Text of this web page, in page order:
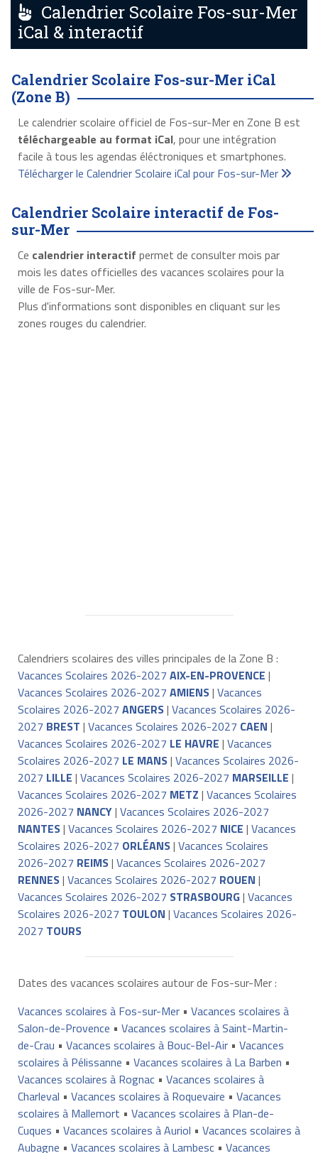
Calendrier Scolaire Fos-sur-Mer
iCal & interactif
Calendrier Scolaire Fos-sur-Mer iCal
(Zone B)
Le calendrier scolaire officiel de Fos-sur-Mer en Zone B est
téléchargeable au format iCal, pour une intégration
facile à tous les agendas éléctroniques et smartphones.
Télécharger le Calendrier Scolaire iCal pour Fos-sur-Mer
Calendrier Scolaire interactif de Fos-
sur-Mer
Ce calendrier interactif permet de consulter mois par
mois les dates officielles des vacances scolaires pour la
ville de Fos-sur-Mer.
Plus d'informations sont disponibles en cliquant sur les
zones rouges du calendrier.
Calendriers scolaires des villes principales de la Zone B :
Vacances Scolaires 2026-2027 AIX-EN-PROVENCE |
Vacances Scolaires 2026-2027 AMIENS| Vacances
Scolaires 2026-2027 ANGERS| Vacances Scolaires 2026-
2027 BREST | Vacances Scolaires 2026-2027 CAEN |
Vacances Scolaires 2026-2027 LE HAVRE | Vacances
Scolaires 2026-2027 LE MANS| Vacances Scolaires 2026-
2027 LILLE | Vacances Scolaires 2026-2027 MARSEILLE |
Vacances Scolaires 2026-2027 METZ | Vacances Scolaires
2026-2027 NANCY| Vacances Scolaires 2026-2027
NANTES| Vacances Scolaires 2026-2027 NICE | Vacances
Scolaires 2026-2027 ORLÉANS| Vacances Scolaires
2026-2027 REIMS| Vacances Scolaires 2026-2027
RENNES| Vacances Scolaires 2026-2027 ROUEN |
Vacances Scolaires 2026-2027 STRASBOURG| Vacances
Scolaires 2026-2027 TOULON | Vacances Scolaires 2026-
2027 TOURS
Dates des vacances scolaires autour de Fos-sur-Mer :
Vacances scolaires à Fos-sur-Mer• Vacances scolaires à
Salon-de-Provence • Vacances scolaires à Saint-Martin-
de-Crau • Vacances scolaires à Bouc-Bel-Air• Vacances
scolaires à Pélissanne • Vacances scolaires à La Barben •
Vacances scolaires à Rognac• Vacances scolaires à
Charleval • Vacances scolaires à Roquevaire • Vacances
scolaires à Mallemort • Vacances scolaires à Plan-de-
Cuques • Vacances scolaires à Auriol • Vacances scolaires à
Aubagne • Vacances scolaires à Lambesc• Vacances